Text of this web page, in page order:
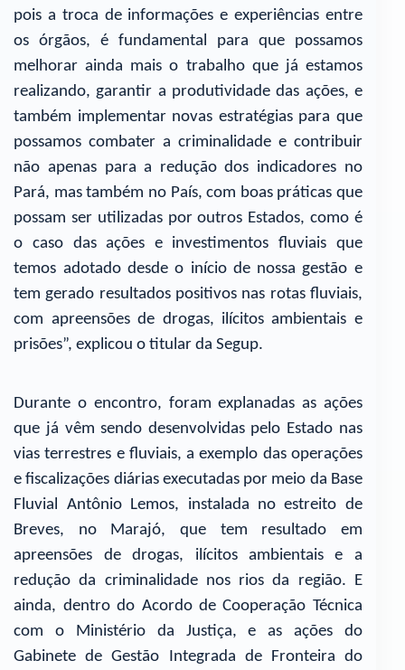
pois a troca de informações e experiências entre
os órgãos, é fundamental para que possamos
melhorar ainda mais o trabalho que já estamos
realizando, garantir a produtividade das ações, e
também implementar novas estratégias para que
possamos combater a criminalidade e contribuir
não apenas para a redução dos indicadores no
Pará, mas também no País, com boas práticas que
possam ser utilizadas por outros Estados, como é
o caso das ações e investimentos fluviais que
temos adotado desde o início de nossa gestão e
tem gerado resultados positivos nas rotas fluviais,
com apreensões de drogas, ilícitos ambientais e
prisões”, explicou o titular da Segup.
Durante o encontro, foram explanadas as ações
que já vêm sendo desenvolvidas pelo Estado nas
vias terrestres e fluviais, a exemplo das operações
e fiscalizações diárias executadas por meio da Base
Fluvial Antônio Lemos, instalada no estreito de
Breves, no Marajó, que tem resultado em
apreensões de drogas, ilícitos ambientais e a
redução da criminalidade nos rios da região. E
ainda, dentro do Acordo de Cooperação Técnica
com o Ministério da Justiça, e as ações do
Gabinete de Gestão Integrada de Fronteira do